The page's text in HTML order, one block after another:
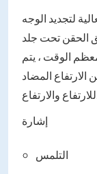
لتجديد الوجه
الحقن تحت جلد
الوقت ، يتم
المضاد
إشارة
التلمس